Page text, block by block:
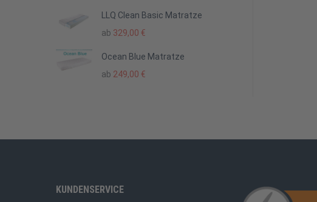
LLQ Clean Basic Matratze
ab 329,00 €
Ocean Blue Matratze
ab 249,00 €
KUNDENSERVICE